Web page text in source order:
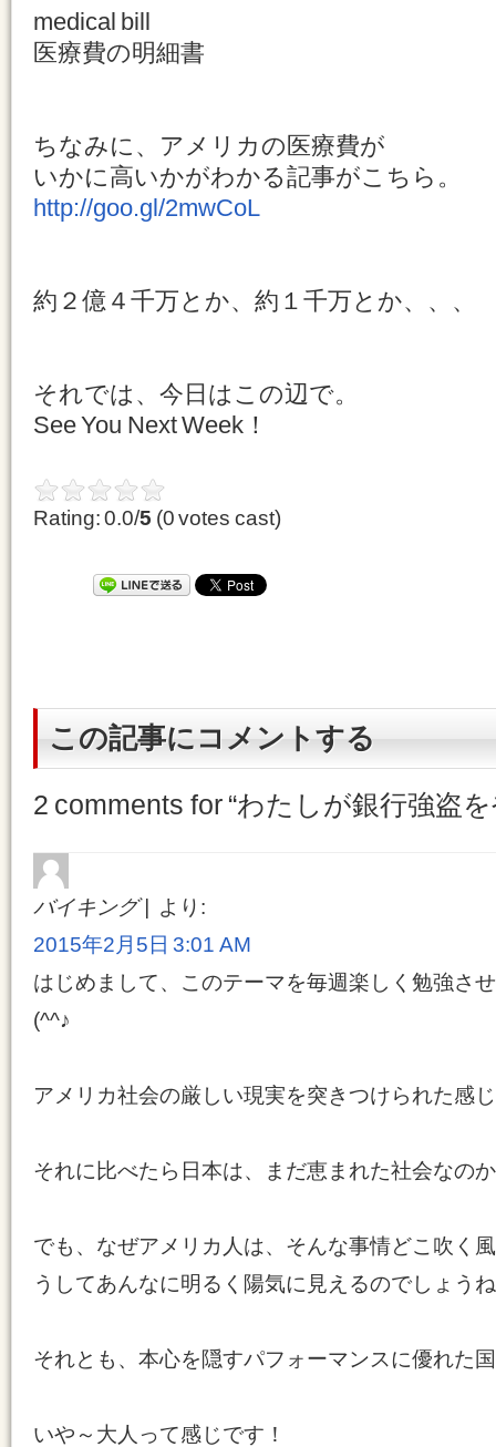
medical bill
医療費の明細書
ちなみに、アメリカの医療費が
いかに高いかがわかる記事がこちら。
http://goo.gl/2mwCoL
約２億４千万とか、約１千万とか、、、
それでは、今日はこの辺で。
See You Next Week！
Rating: 0.0/5 (0 votes cast)
この記事にコメントする
2 comments for “わたしが銀行強盗
バイキング
より:
2015年2月5日 3:01 AM
はじめまして、このテーマを毎週楽しく勉強さ
(^^♪
アメリカ社会の厳しい現実を突きつけられた感
それに比べたら日本は、まだ恵まれた社会なの
でも、なぜアメリカ人は、そんな事情どこ吹く
うしてあんなに明るく陽気に見えるのでしょう
それとも、本心を隠すパフォーマンスに優れた
いや～大人って感じです！